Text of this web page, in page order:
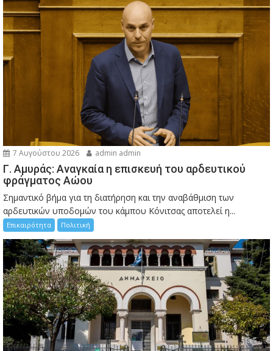
7 Αυγούστου 2026 admin admin
Γ. Αμυράς: Αναγκαία η επισκευή του αρδευτικού
φράγματος Αώου
Σημαντικό βήμα για τη διατήρηση και την αναβάθμιση των
αρδευτικών υποδομών του κάμπου Κόνιτσας αποτελεί η...
Επικαιρότητα Πολιτική